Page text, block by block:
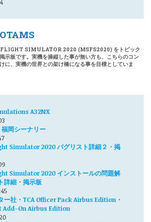
SIMULATOR 2020 (MSFS2020) をトピック
示板です。実機を操縦した事が無い方も、こちらのコン
に、実機の世界との架け橋になる事を目標としていま
A32NX
岡シーナリー
Simulator 2020 バグリスト詳細２・掲
Simulator 2020 インストールの問題解
詳細・掲示板
ー社・TCA Officer Pack Airbus Edition・
Add-On Airbus Edition